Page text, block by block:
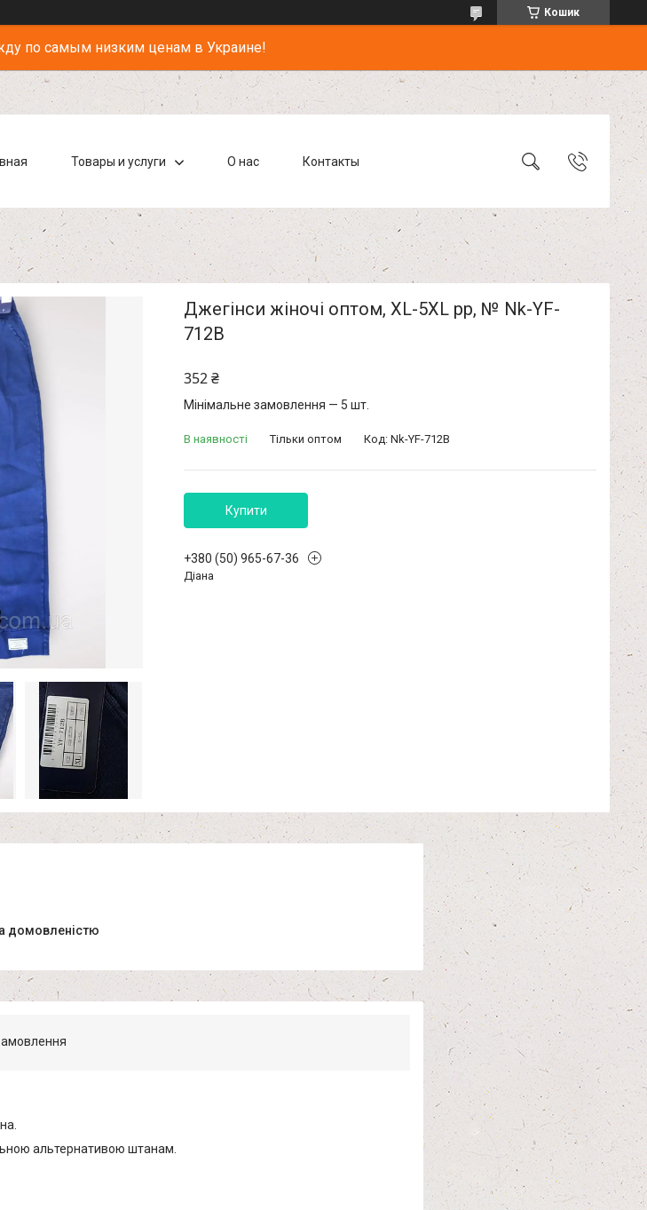
Кошик
по самым низким ценам в Украине!
Товары и услуги О нас Контакты
Джегінси жіночі оптом, XL-5XL pp, № Nk-YF-
712B
352 ₴
Мінімальне замовлення — 5 шт.
В наявності Тільки оптом Код: Nk-YF-712B
Купити
+380 (50) 965-67-36
Діана
домовленістю
альтернативою штанам.